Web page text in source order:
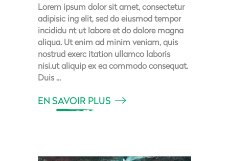
Lorem ipsum dolor sit amet, consectetur
adipisic ing elit, sed do eiusmod tempor
incididu nt ut labore et do dolore magna
aliqua. Ut enim ad minim veniam, quis
nostrud exerc itation ullamco laboris
nisi.ut aliquip ex ea commodo consequat.
Duis
EN SAVOIR PLUS